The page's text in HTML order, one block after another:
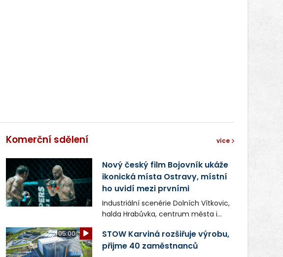
Komerční sdělení více
Nový český film Bojovník ukáže
ikonická místa Ostravy, místní
ho uvidí mezi prvními
Industriální scenérie Dolních Vítkovic,
halda Hrabůvka, centrum města i
v novém filmu Bojovník, který vstoupí
do kin už 13. srpna. Režiséři Vojtěch
05:00
STOW Karviná rozšiřuje výrobu,
přijme 40 zaměstnanců